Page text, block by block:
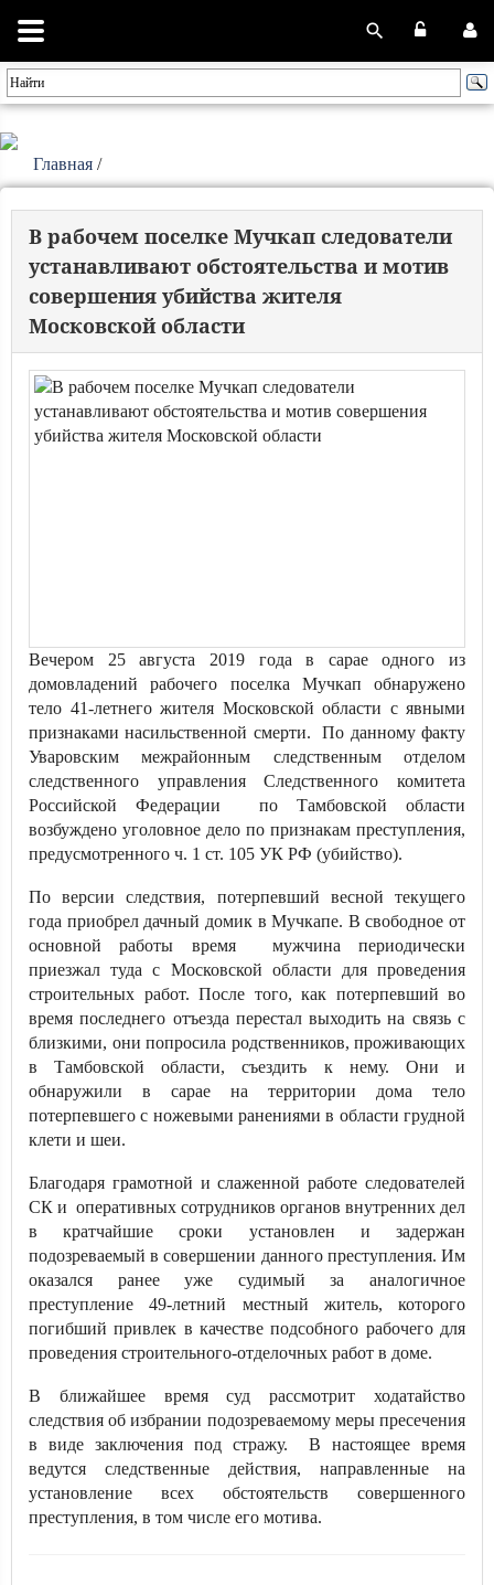
Главная /
В рабочем поселке Мучкап следователи
устанавливают обстоятельства и мотив
совершения убийства жителя
Московской области
Вечером 25 августа 2019 года в сарае одного из
домовладений рабочего поселка Мучкап обнаружено
тело 41-летнего жителя Московской области с явными
признаками насильственной смерти. По данному факту
Уваровским межрайонным следственным отделом
следственного управления Следственного комитета
Российской Федерации по Тамбовской области
возбуждено уголовное дело по признакам преступления,
предусмотренного ч. 1 ст. 105 УК РФ (убийство).
По версии следствия, потерпевший весной текущего
года приобрел дачный домик в Мучкапе. В свободное от
основной работы время мужчина периодически
приезжал туда с Московской области для проведения
строительных работ. После того, как потерпевший во
время последнего отъезда перестал выходить на связь с
близкими, они попросила родственников, проживающих
в Тамбовской области, съездить к нему. Они и
обнаружили в сарае на территории дома тело
потерпевшего с ножевыми ранениями в области грудной
клети и шеи.
Благодаря грамотной и слаженной работе следователей
СК и оперативных сотрудников органов внутренних дел
в кратчайшие сроки установлен и задержан
подозреваемый в совершении данного преступления. Им
оказался ранее уже судимый за аналогичное
преступление 49-летний местный житель, которого
погибший привлек в качестве подсобного рабочего для
проведения строительного-отделочных работ в доме.
В ближайшее время суд рассмотрит ходатайство
следствия об избрании подозреваемому меры пресечения
в виде заключения под стражу. В настоящее время
ведутся следственные действия, направленные на
установление всех обстоятельств совершенного
преступления, в том числе его мотива.